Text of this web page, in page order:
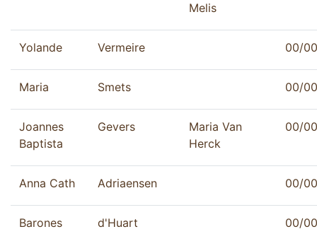
Melis
Yolande Vermeire 00/
Maria Smets 00/
Joannes
Baptista
Gevers
Maria Van
Herck
00/
Anna Cath Adriaensen 00/
Barones d'Huart 00/